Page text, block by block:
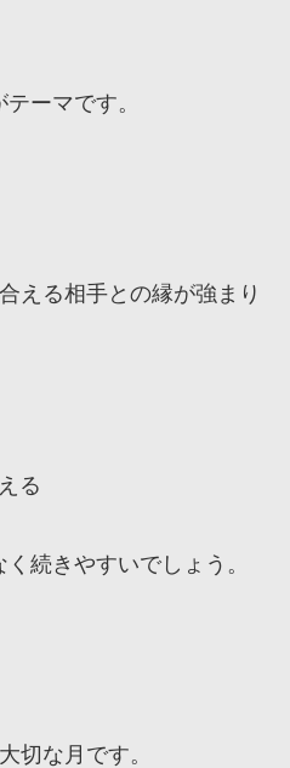
ーマです。
える相手との縁が強まり
る
続きやすいでしょう。
切な月です。